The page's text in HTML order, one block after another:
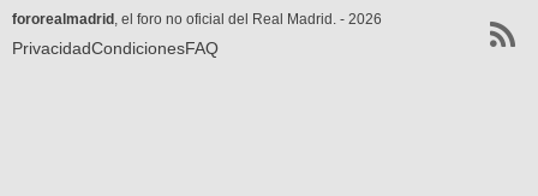
fororealmadrid , el foro no oficial del Real Madrid. - 2026
PrivacidadCondicionesFAQ